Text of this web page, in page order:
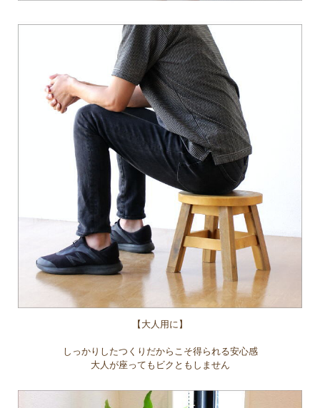
【大人用に】
しっかりしたつくりだからこそ得られる安心感
大人が座ってもビクともしません